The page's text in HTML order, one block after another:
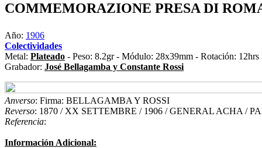
COMMEMORAZIONE PRESA DI
Año: 1906
Colectividades
Metal: Plateado - Peso: 8.2gr - Módulo: 28x39mm - Rotación: 12hrs
Grabador: José Bellagamba y Constante Rossi
Anverso: Firma: BELLAGAMBA Y ROSSI
Reverso: 1870 / XX SETTEMBRE / 1906 / GENERAL ACHA /
Referencia:
Información Adicional: